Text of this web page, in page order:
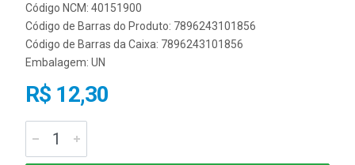
Código NCM: 40151900
Código de Barras do Produto: 7896243101856
Código de Barras da Caixa: 7896243101856
Embalagem: UN
R$ 12,30